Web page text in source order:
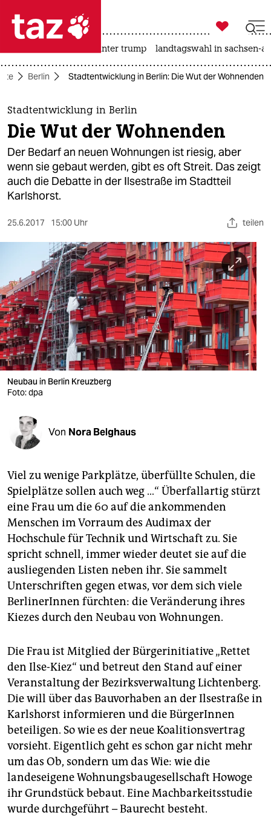
 taz zahl ich
taz zahl ich
themen
politik
öko
gesellschaft
kultur
sport
berlin
nord
wahrheit
verlag
verlag
shop
fragen & hilfe
unterstützen
abo
genossenschaft
epaper login

taz zahl ich
usa unter trump landtagswahl in sachsen-
Berlin Stadtentwicklung in Berlin: Die Wut der Wohnenden
Stadtentwicklung in Berlin
Die Wut der Wohnenden
Der Bedarf an neuen Wohnungen ist riesig, aber
wenn sie gebaut werden, gibt es oft Streit. Das zeigt
auch die Debatte in der Ilsestraße im Stadtteil
Karlshorst.
25.6.2017 15:00 Uhr teilen
Neubau in Berlin Kreuzberg
Foto: dpa
Von Nora Belghaus
Viel zu wenige Parkplätze, überfüllte Schulen, die
Spielplätze sollen auch weg …“ Überfallartig stürzt
eine Frau um die 60 auf die ankommenden
Menschen im Vorraum des Audimax der
Hochschule für Technik und Wirtschaft zu. Sie
spricht schnell, immer wieder deutet sie auf die
ausliegenden Listen neben ihr. Sie sammelt
Unterschriften gegen etwas, vor dem sich viele
BerlinerInnen fürchten: die Veränderung ihres
Kiezes durch den Neubau von Wohnungen.
Die Frau ist Mitglied der Bürgerinitiative „Rettet
den Ilse-Kiez“ und betreut den Stand auf einer
Veranstaltung der Bezirksverwaltung Lichtenberg.
Die will über das Bauvorhaben an der Ilsestraße in
Karlshorst informieren und die BürgerInnen
beteiligen. So wie es der neue Koalitionsvertrag
vorsieht. Eigentlich geht es schon gar nicht mehr
um das Ob, sondern um das Wie: wie die
landeseigene Wohnungsbaugesellschaft Howoge
ihr Grundstück bebaut. Eine Machbarkeitsstudie
wurde durchgeführt – Baurecht besteht.